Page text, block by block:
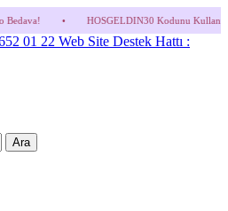
Kodunu Kullanmayı Unutma!
01 22 Web Site Destek Hattı :
Ara